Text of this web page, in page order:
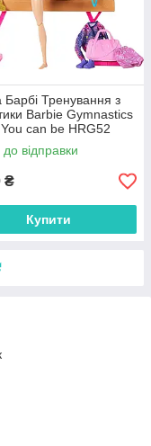
Барбі Тренування з
Barbie Gymnastics
can be HRG52
до відправки
₴
Купити